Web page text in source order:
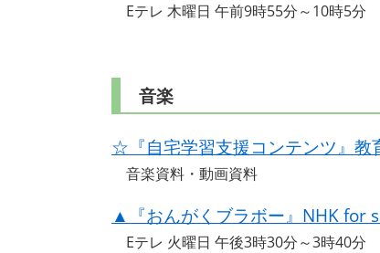
Eテレ 木曜日 午前9時55分～10時5分
音楽
☆『自宅学習支援コンテンツ』教
音楽資料・動画資料
▲『おんがくブラボー』NHK for
Eテレ 火曜日 午後3時30分～3時40分